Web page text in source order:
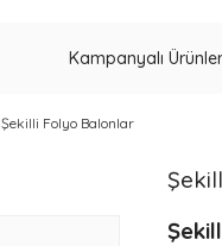
Kampanyalı Ürünler
Şekilli Folyo Balonlar